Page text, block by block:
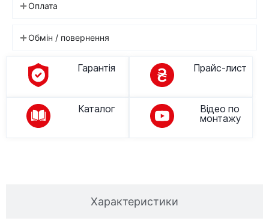
Оплата
Обмін / повернення
Гарантія Прайс-лист
Каталог
Відео по
монтажу
Характеристики